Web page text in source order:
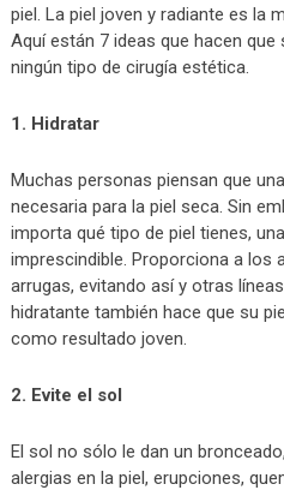
piel. La piel joven y radiante es la
Aquí están 7 ideas que hacen que
ningún tipo de cirugía estética.
1. Hidratar
Muchas personas piensan que
necesaria para la piel seca. Sin
importa qué tipo de piel tienes,
imprescindible. Proporciona a los
arrugas, evitando así y otras
hidratante también hace que su
como resultado joven.
2. Evite el sol
El sol no sólo le dan un
alergias en la piel, erupciones,